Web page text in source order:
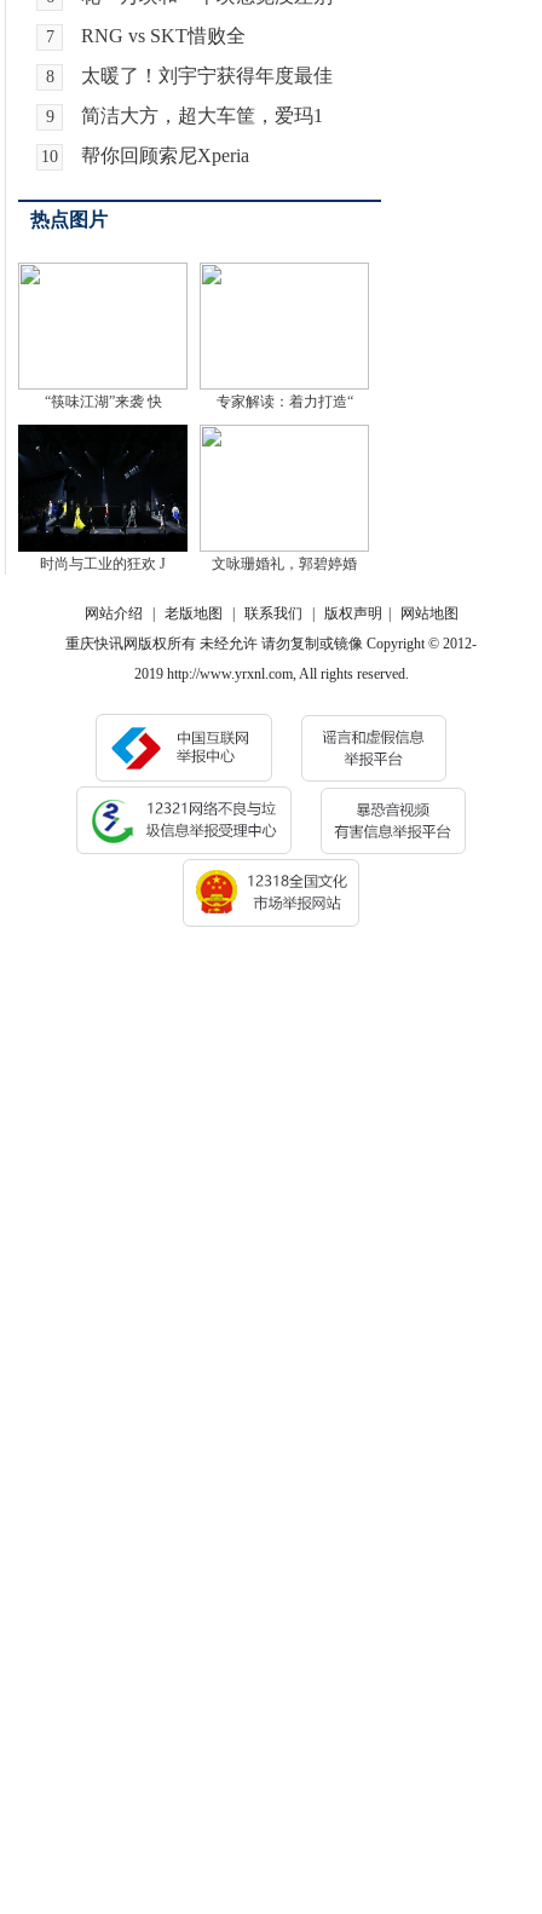
7 RNG vs SKT惜败全
8 太暖了！刘宇宁获得年度最佳
9 简洁大方，超大车筐，爱玛1
10 帮你回顾索尼Xperia
热点图片
“筷味江湖”来袭 快 专家解读：着力打造“
时尚与工业的狂欢 J 文咏珊婚礼，郭碧婷婚
网站介绍 老版地图 联系我们 版权声明
网站地图
重庆快讯网版权所有 未经允许 请勿复制或镜像 Copyright © 2012-
2019 http://www.yrxnl.com, All rights reserved.